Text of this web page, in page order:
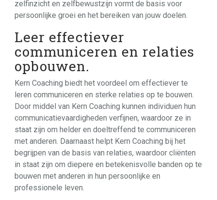
zelfinzicht en zelfbewustzijn vormt de basis voor
persoonlijke groei en het bereiken van jouw doelen.
Leer effectiever
communiceren en relaties
opbouwen.
Kern Coaching biedt het voordeel om effectiever te
leren communiceren en sterke relaties op te bouwen.
Door middel van Kern Coaching kunnen individuen hun
communicatievaardigheden verfijnen, waardoor ze in
staat zijn om helder en doeltreffend te communiceren
met anderen. Daarnaast helpt Kern Coaching bij het
begrijpen van de basis van relaties, waardoor cliënten
in staat zijn om diepere en betekenisvolle banden op te
bouwen met anderen in hun persoonlijke en
professionele leven.